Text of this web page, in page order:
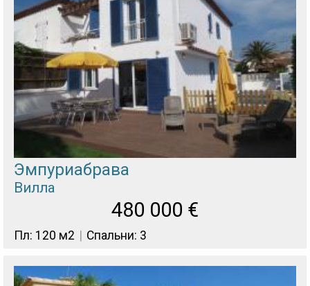
Эмпуриабрава
Вилла
480 000 €
Пл: 120 м2 Спальни: 3